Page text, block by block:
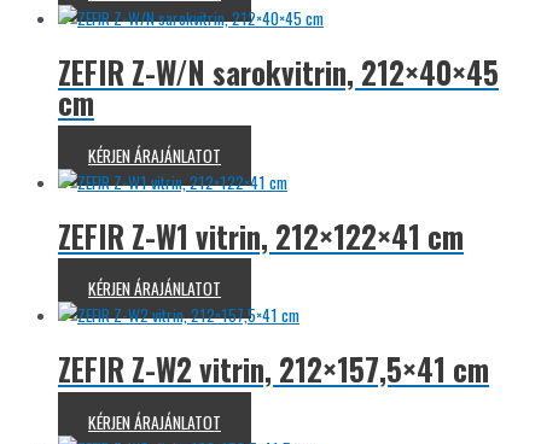
ZEFIR Z-W/N sarokvitrin, 212×40×45
cm
KÉRJEN ÁRAJÁNLATOT
ZEFIR Z-W1 vitrin, 212×122×41 cm
KÉRJEN ÁRAJÁNLATOT
ZEFIR Z-W2 vitrin, 212×157,5×41 cm
KÉRJEN ÁRAJÁNLATOT